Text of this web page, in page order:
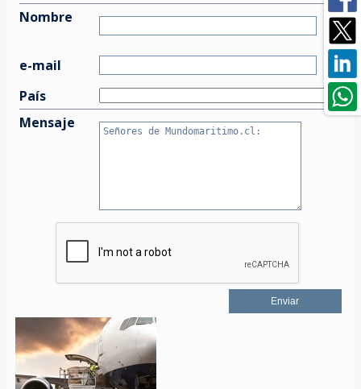
Nombre
e-mail
País
Mensaje